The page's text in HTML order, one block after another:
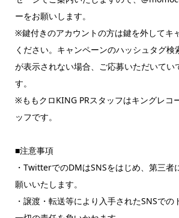
ーをお願いします。
※鍵付きのアカウントの方は鍵を外してキ
ください。キャンペーンのハッシュタグ検
が表示されない場合、ご応募いただいてい
す。
※ももクロKING PRスタッフはキングレコ
ッフです。
■注意事項
・TwitterでのDMはSNSをはじめ、第三者
願いいたします。
・譲渡・転送等により入手されたSNSでの